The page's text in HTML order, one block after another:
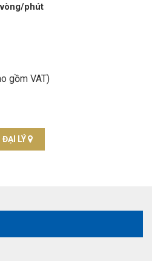
phút
gồm VAT)
LÝ